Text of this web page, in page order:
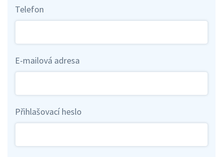
Telefon
E-mailová adresa
Přihlašovací heslo